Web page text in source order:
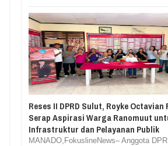
Reses II DPRD Sulut, Royke Octavian
Serap Aspirasi Warga Ranomuut
Infrastruktur dan Pelayanan Publik
MANADO,FokuslineNews– Anggota